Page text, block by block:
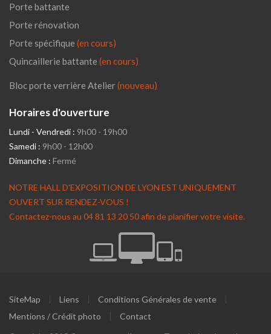
Porte battante
Porte rénovation
Porte spécifique (en cours)
Quincaillerie battante (en cours)
Bloc porte verrière Atelier(nouveau)
Horaires d'ouverture
Lundi - Vendredi : 9h00 - 19h00
Samedi : 9h00 - 12h00
Dimanche : Fermé
NOTRE HALL D'EXPOSITION DE LYON EST UNIQUEMENT
OUVERT SUR RENDEZ-VOUS !
Contactez-nous au 04 81 13 20 50 afin de planifier votre visite.
SiteMap Liens
Conditions Générales de vente
Mentions / Crédit photo
Contact